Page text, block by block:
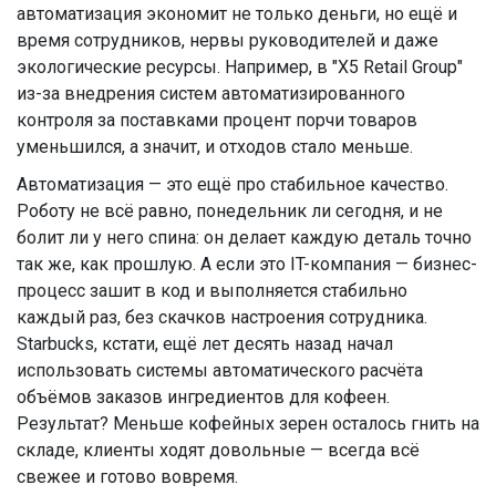
автоматизация экономит не только деньги, но ещё и
время сотрудников, нервы руководителей и даже
экологические ресурсы. Например, в "X5 Retail Group"
из-за внедрения систем автоматизированного
контроля за поставками процент порчи товаров
уменьшился, а значит, и отходов стало меньше.
Автоматизация — это ещё про стабильное качество.
Роботу не всё равно, понедельник ли сегодня, и не
болит ли у него спина: он делает каждую деталь точно
так же, как прошлую. А если это IT-компания — бизнес-
процесс зашит в код и выполняется стабильно
каждый раз, без скачков настроения сотрудника.
Starbucks, кстати, ещё лет десять назад начал
использовать системы автоматического расчёта
объёмов заказов ингредиентов для кофеен.
Результат? Меньше кофейных зерен осталось гнить на
складе, клиенты ходят довольные — всегда всё
свежее и готово вовремя.